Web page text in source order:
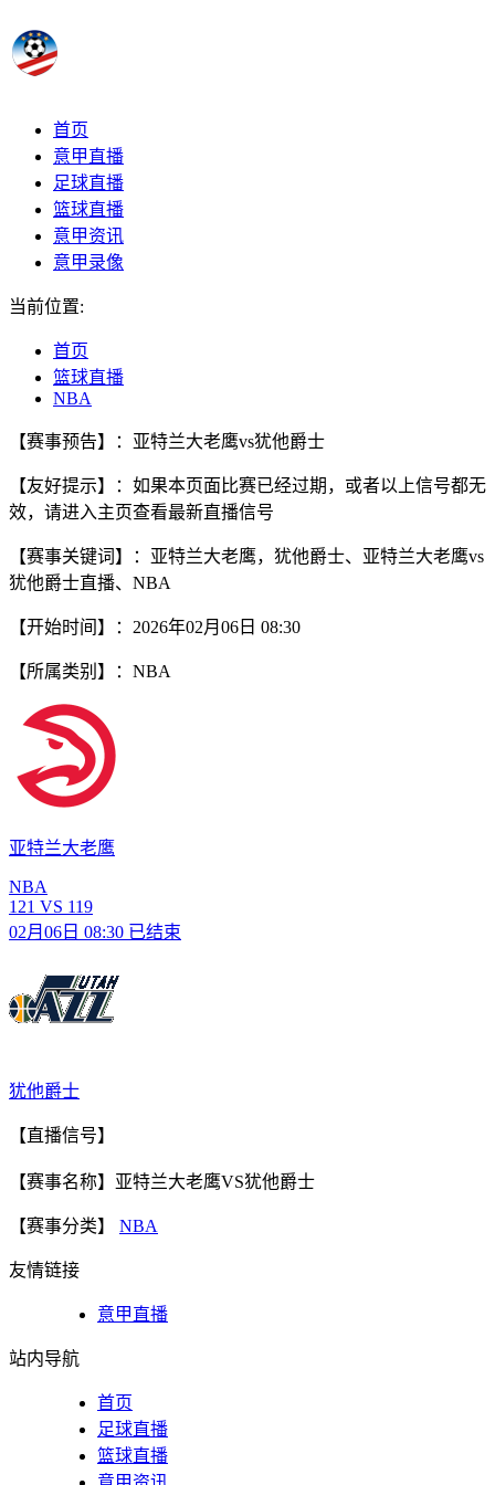
首页
意甲直播
足球直播
篮球直播
意甲资讯
意甲录像
当前位置:
首页
篮球直播
NBA
【赛事预告】：亚特兰大老鹰vs犹他爵士
【友好提示】：如果本页面比赛已经过期，或者以上信号都无
效，请进入主页查看最新直播信号
【赛事关键词】：亚特兰大老鹰，犹他爵士、亚特兰大老鹰vs
犹他爵士直播、NBA
【开始时间】：2026年02月06日 08:30
【所属类别】：NBA
亚特兰大老鹰
NBA
121 VS 119
02月06日 08:30 已结束
犹他爵士
【直播信号】
【赛事名称】亚特兰大老鹰VS犹他爵士
【赛事分类】 NBA
友情链接
意甲直播
站内导航
首页
足球直播
篮球直播